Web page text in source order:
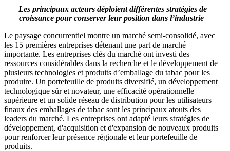
Les principaux acteurs déploient différentes stratégies de
croissance pour conserver leur position dans l’industrie
Le paysage concurrentiel montre un marché semi-consolidé, avec
les 15 premières entreprises détenant une part de marché
importante. Les entreprises clés du marché ont investi des
ressources considérables dans la recherche et le développement de
plusieurs technologies et produits d’emballage du tabac pour les
produire. Un portefeuille de produits diversifié, un développement
technologique sûr et novateur, une efficacité opérationnelle
supérieure et un solide réseau de distribution pour les utilisateurs
finaux des emballages de tabac sont les principaux atouts des
leaders du marché. Les entreprises ont adapté leurs stratégies de
développement, d'acquisition et d'expansion de nouveaux produits
pour renforcer leur présence régionale et leur portefeuille de
produits.